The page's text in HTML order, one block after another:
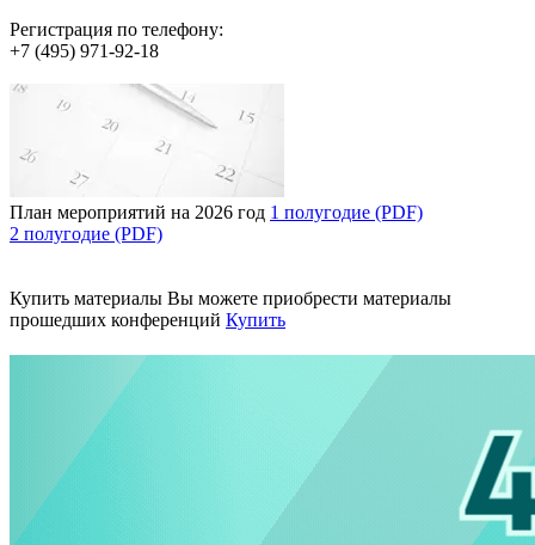
Регистрация по телефону:
+7 (495) 971-92-18
План мероприятий на 2026 год 1 полугодие (PDF)
2 полугодие (PDF)
Купить материалы Вы можете приобрести материалы
прошедших конференций Купить